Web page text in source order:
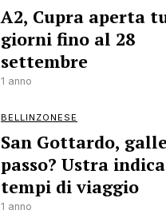
A2, Cupra aperta
giorni fino al 28
settembre
1 anno
BELLINZONESE
San Gottardo,
passo? Ustra
tempi di viaggio
1 anno